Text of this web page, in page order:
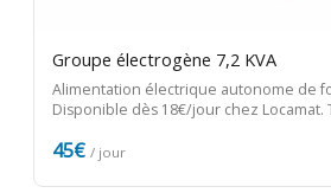
Groupe électrogène 7,2 KVA
Alimentation électrique autonome de
Disponible dès 18€/jour chez Locamat.
45€ / jour